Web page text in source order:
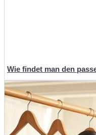
Wie findet man den